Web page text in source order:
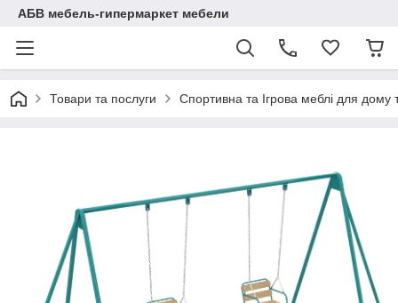
АБВ мебель-гипермаркет мебели
Товари та послуги Спортивна та Ігрова меблі для дому